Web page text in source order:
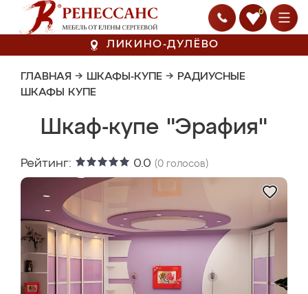
0
ЛИКИНО-ДУЛЁВО
ГЛАВНАЯ → ШКАФЫ-КУПЕ → РАДИУСНЫЕ
ШКАФЫ КУПЕ
Шкаф-купе "Эрафия"
Рейтинг: 0.0 (0 голосов)